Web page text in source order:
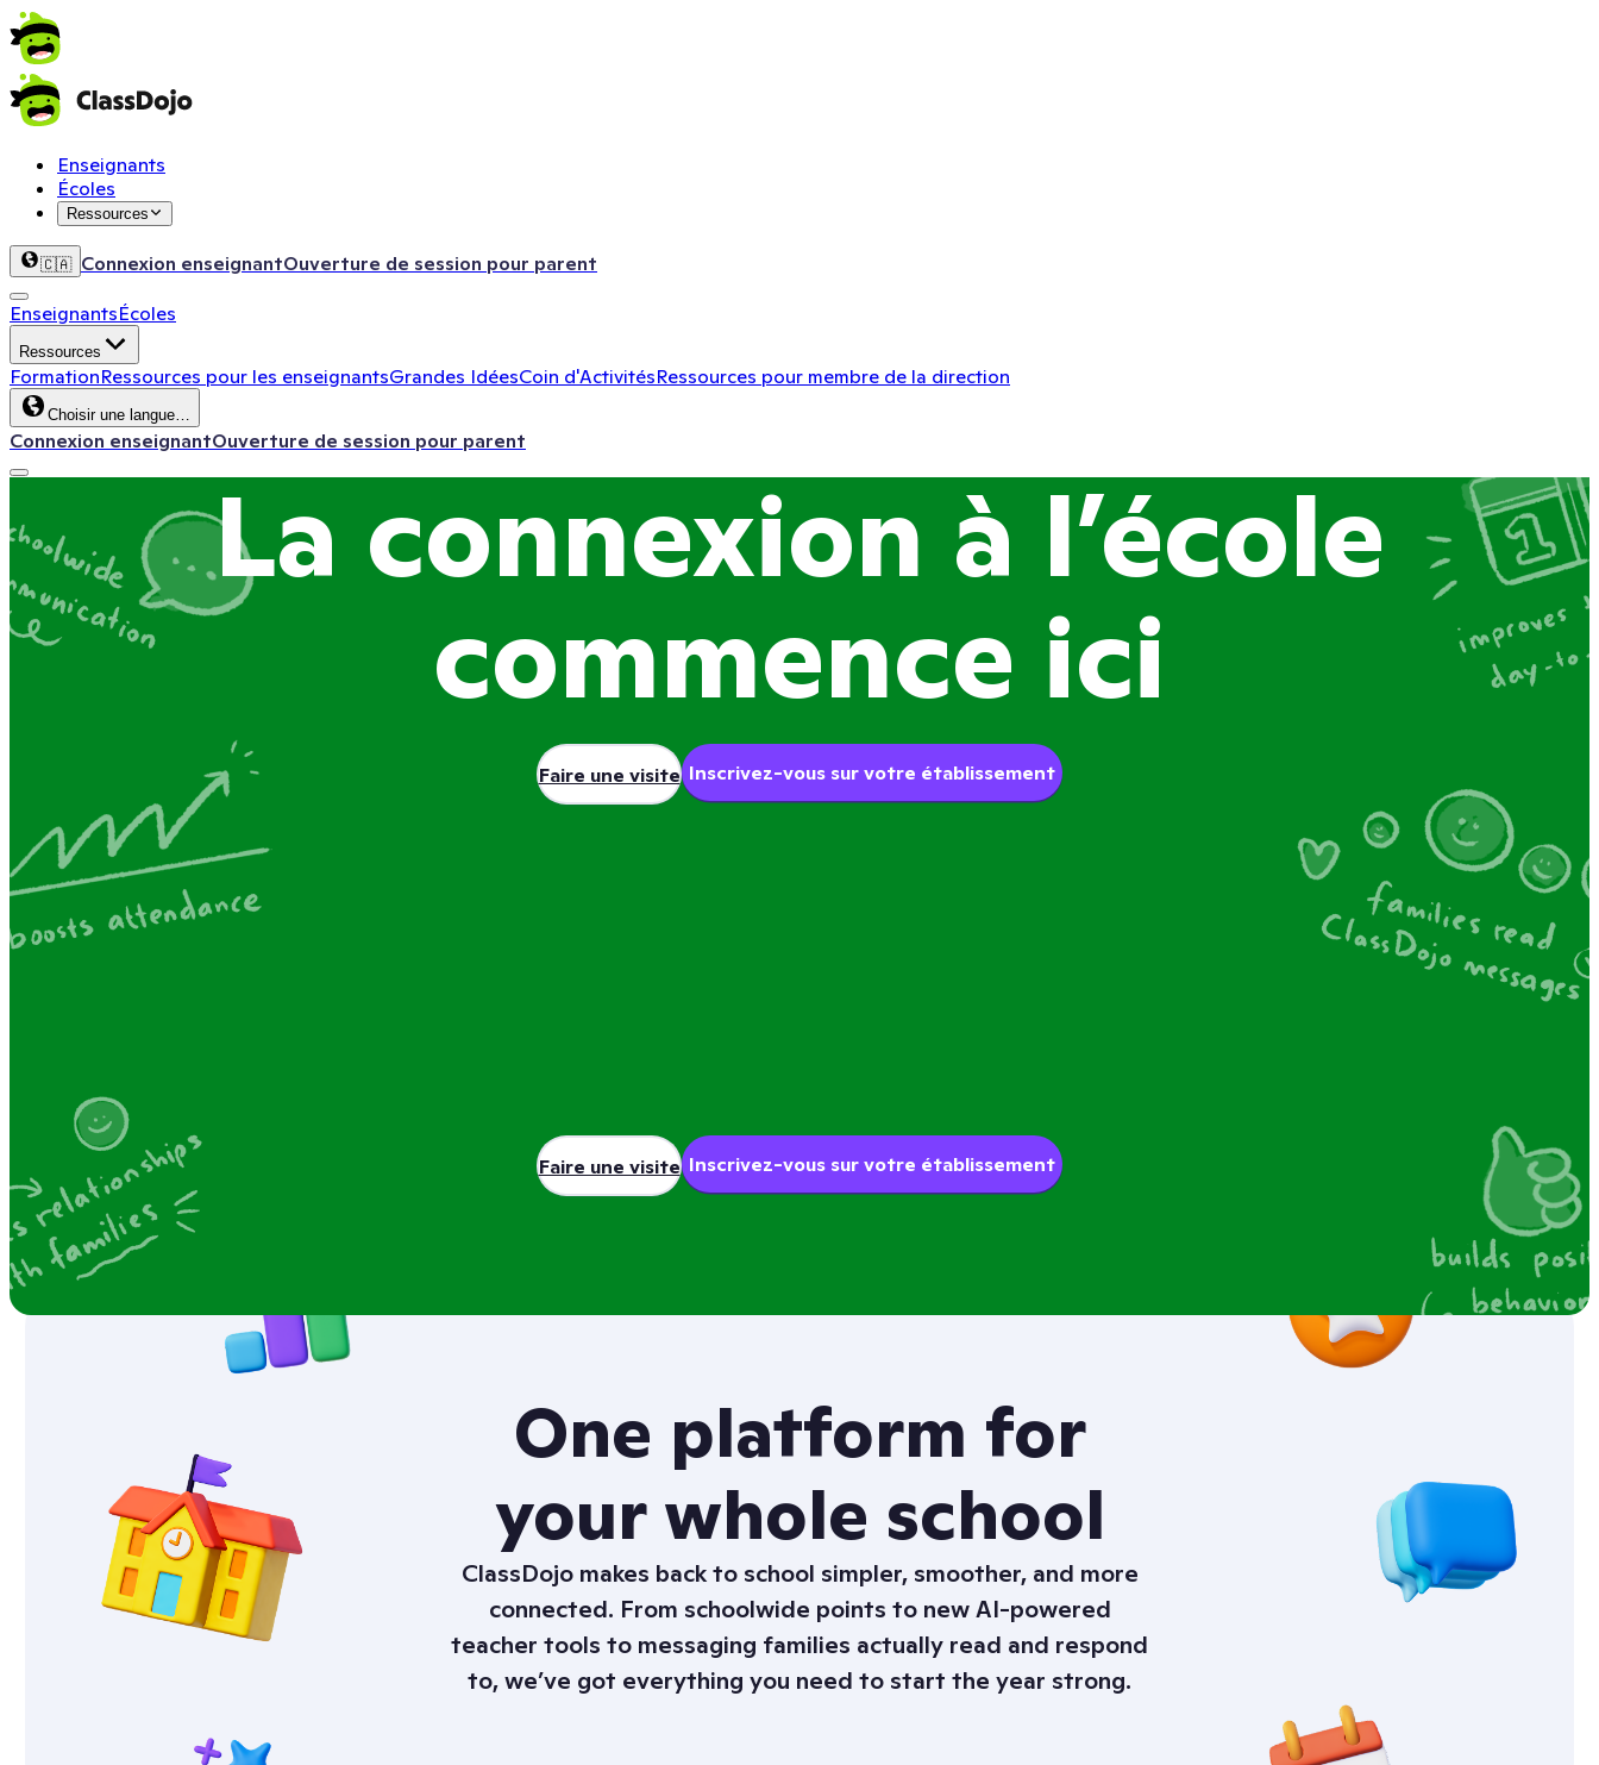
Enseignants
Écoles
Ressources
🇨🇦 Connexion enseignantOuverture de session pour parent
EnseignantsÉcoles
Ressources
FormationRessources pour les enseignantsGrandes IdéesCoin d'ActivitésRessources pour membre de la direction
Choisir une langue…
Connexion enseignantOuverture de session pour parent
La connexion à l’école
commence ici
Faire une visite Inscrivez-vous sur votre établissement
Sound on
Faire une visite Inscrivez-vous sur votre établissement
One platform for
your whole school
ClassDojo makes back to school simpler, smoother, and more
connected. From schoolwide points to new AI-powered
teacher tools to messaging families actually read and respond
to, we’ve got everything you need to start the year strong.